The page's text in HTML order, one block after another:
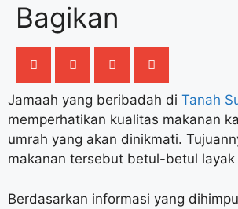
Bagikan
Jamaah yang beribadah di Tanah
memperhatikan kualitas makanan
umrah yang akan dinikmati.
makanan tersebut betul-betul layak
Berdasarkan informasi yang